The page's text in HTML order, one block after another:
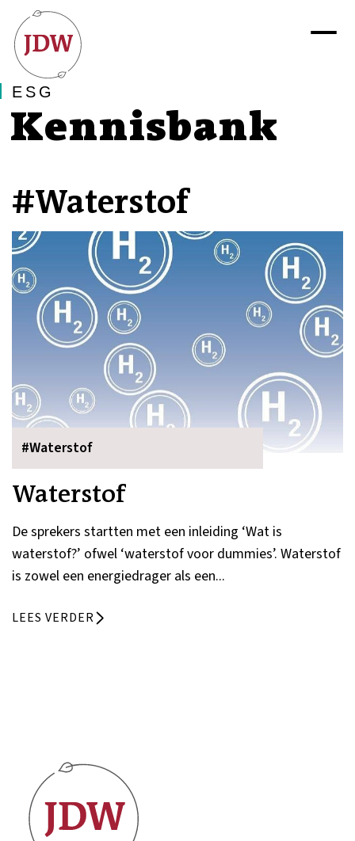
ESG
Kennisbank
#Waterstof
#Waterstof
Waterstof
De sprekers startten met een inleiding ‘Wat is
waterstof?’ ofwel ‘waterstof voor dummies’. Waterstof
is zowel een energiedrager als een...
LEES VERDER